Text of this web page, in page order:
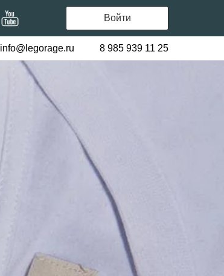
Войти
8 985 939 11 25
info@legorage.ru